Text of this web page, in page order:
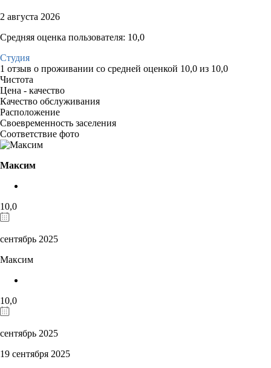
2 августа 2026
Средняя оценка пользователя: 10,0
Студия
1 отзыв о проживании со средней оценкой 10,0 из 10,0
Чистота
Цена - качество
Качество обслуживания
Расположение
Своевременность заселения
Соответствие фото
Максим
10,0
сентябрь 2025
Максим
10,0
сентябрь 2025
19 сентября 2025